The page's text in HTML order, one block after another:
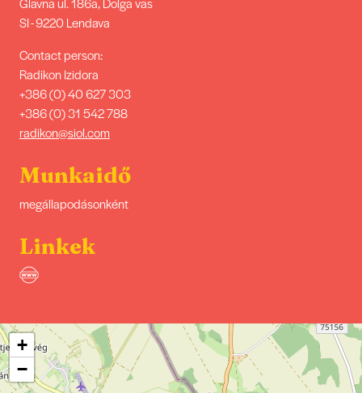
SI - 9220 Lendava
Contact person:
Radikon Izidora
+386 (0) 40 627 303
+386 (0) 31 542 788
radikon@siol.com
Munkaidő
megállapodásonként
Linkek
+
−